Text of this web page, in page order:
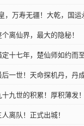
，万寿无疆！大乾，国运
离仙界，最大的隐秘！
十七年，楚仙师如约而至
一世！天命探机丹，丹成
九世的积累！厚积薄发！
离队！正式出城！